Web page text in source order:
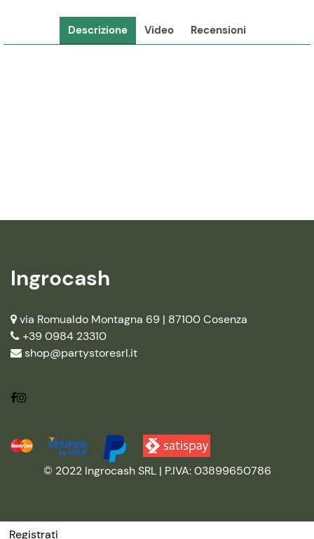
Descrizione Video Recensioni
Ingrocash
via Romualdo Montagna 69 | 87100 Cosenza
+39 0984 23310
shop@partystoresrl.it
© 2022 Ingrocash SRL | P.IVA: 03899650786
Registrati